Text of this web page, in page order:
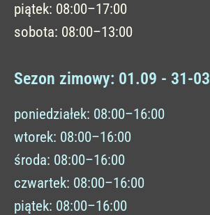
piątek: 08:00–17:00
sobota: 08:00–13:00
Sezon zimowy: 01.09 - 31-03
poniedziałek: 08:00–16:00
wtorek: 08:00–16:00
środa: 08:00–16:00
czwartek: 08:00–16:00
piątek: 08:00–16:00